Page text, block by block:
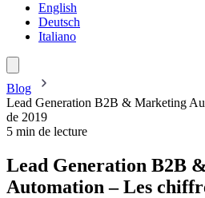
English
Deutsch
Italiano
Blog
Lead Generation B2B & Marketing
de 2019
5 min de lecture
Lead Generation B2B
Automation – Les